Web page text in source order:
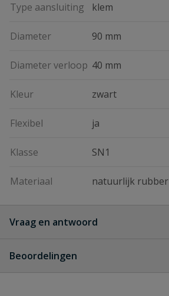
Type aansluiting klem
Diameter 90 mm
Diameter verloop 40 mm
Kleur zwart
Flexibel ja
Klasse SN1
Materiaal natuurlijk rubber
Vraag en antwoord
Beoordelingen